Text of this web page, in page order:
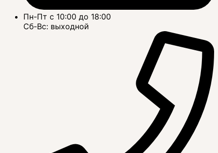
Пн-Пт с 10:00 до 18:00
Сб-Вс: выходной